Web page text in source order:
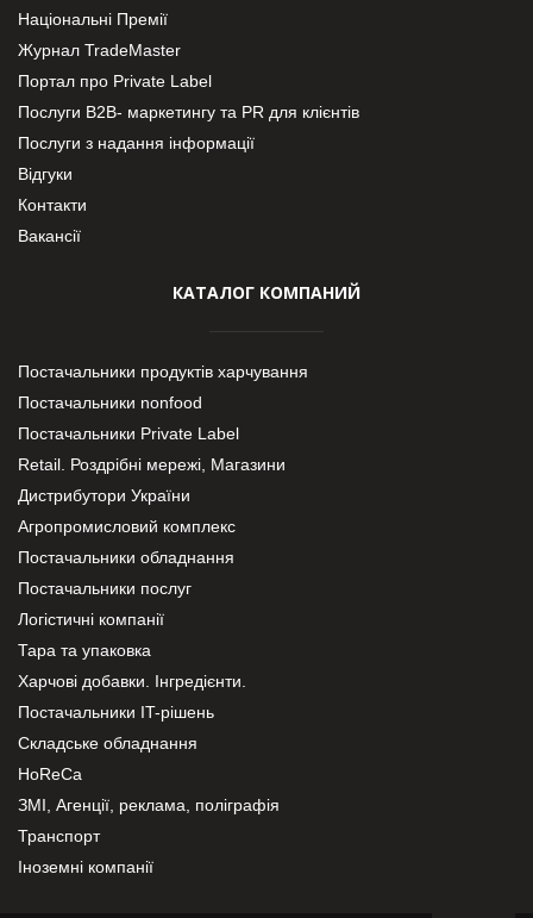
Національні Премії
Журнал TradeMaster
Портал про Private Label
Послуги В2В- маркетингу та PR для клієнтів
Послуги з надання інформації
Відгуки
Контакти
Вакансії
КАТАЛОГ КОМПАНИЙ
Постачальники продуктів харчування
Постачальники nonfood
Постачальники Private Label
Retail. Роздрібні мережі, Магазини
Дистрибутори України
Агропромисловий комплекс
Постачальники обладнання
Постачальники послуг
Логістичні компанії
Тара та упаковка
Харчові добавки. Інгредієнти.
Постачальники IT-рішень
Складське обладнання
HoReCa
ЗМІ, Агенції, реклама, поліграфія
Транспорт
Іноземні компанії